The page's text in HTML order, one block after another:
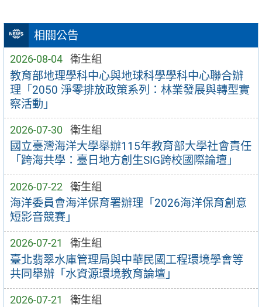
相關公告
2026-08-04 衛生組
教育部地理學科中心與地球科學學科中心聯合辦
理「2050 淨零排放政策系列：林業發展與轉型實
察活動」
2026-07-30 衛生組
國立臺灣海洋大學舉辦115年教育部大學社會責任
「跨海共學：臺日地方創生SIG跨校國際論壇」
2026-07-22 衛生組
海洋委員會海洋保育署辦理「2026海洋保育創意
短影音競賽」
2026-07-21 衛生組
臺北翡翠水庫管理局與中華民國工程環境學會等
共同舉辦「水資源環境教育論壇」
2026-07-21 衛生組